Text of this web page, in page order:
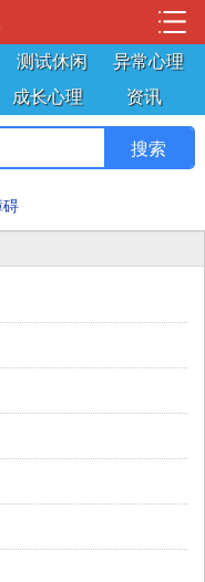
测试休闲
异常心理
成长心理 资讯
碍